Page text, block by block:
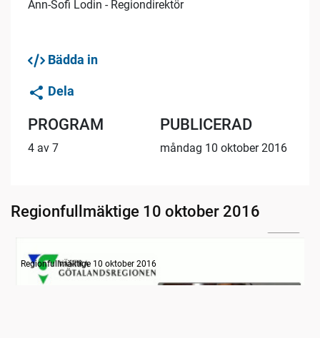
Ann-Sofi Lodin - Regiondirektör
Bädda in
Dela
PROGRAM
4 av 7
PUBLICERAD
måndag 10 oktober 2016
Regionfullmäktige 10 oktober 2016
Information om dagens ärenden
Regionfullmäktige 10 oktober 2016